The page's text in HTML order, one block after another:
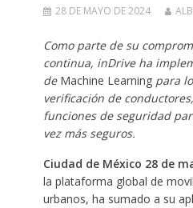
28 DE MAYO DE 2024
Como parte de su
continua, inDrive ha
de Machine Learningpara
verificación de
funciones de seguridad
vez más seguros.
Ciudad de México 28 de
la plataforma global de
urbanos, ha sumado a su